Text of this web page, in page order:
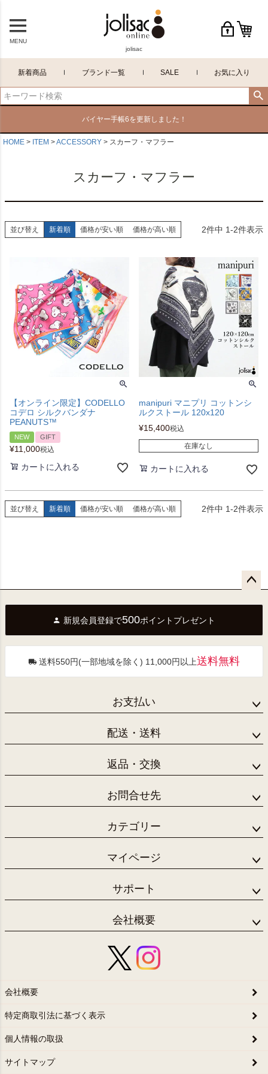
MENU
jolisac
新着商品 ブランド一覧 SALE お気に入り
バイヤー手帳6を更新しました！
HOME ITEM ACCESSORY スカーフ・マフラー
スカーフ・マフラー
並び替え 新着順 価格が安い順 価格が高い順 2件中 1-2件表示
【オンライン限定】CODELLO
コデロ シルクバンダナ
PEANUTS™
NEW GIFT
¥11,000税込
カートに入れる
manipuri マニプリ コットンシ
ルクストール 120x120
¥15,400税込
在庫なし
カートに入れる
並び替え 新着順 価格が安い順 価格が高い順 2件中 1-2件表示
へ
新規会員登録で500ポイントプレゼント
送料550円(一部地域を除く) 11,000円以上送料無料
お支払い
配送・送料
返品・交換
お問合せ先
カテゴリー
マイページ
サポート
会社概要
会社概要
特定商取引法に基づく表示
個人情報の取扱
サイトマップ